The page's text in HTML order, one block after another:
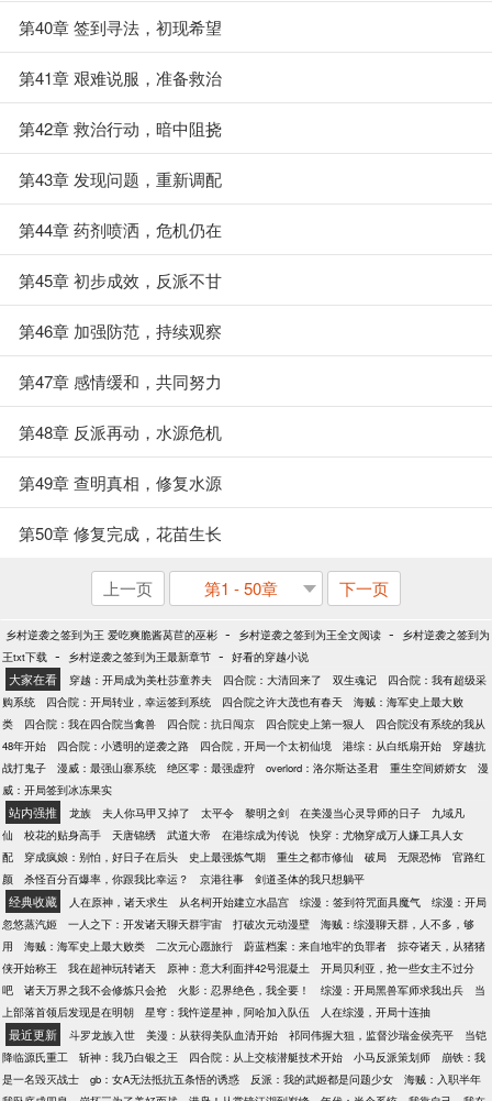
第40章 签到寻法，初现希望
第41章 艰难说服，准备救治
第42章 救治行动，暗中阻挠
第43章 发现问题，重新调配
第44章 药剂喷洒，危机仍在
第45章 初步成效，反派不甘
第46章 加强防范，持续观察
第47章 感情缓和，共同努力
第48章 反派再动，水源危机
第49章 查明真相，修复水源
第50章 修复完成，花苗生长
上一页 第1 - 50章 下一页
乡村逆袭之签到为王 爱吃爽脆酱莴苣的巫彬 - 乡村逆袭之签到为王全文阅读 -
乡村逆袭之签到为
王txt下载 - 乡村逆袭之签到为王最新章节 - 好看的穿越小说
大家在看 穿越：开局成为美杜莎童养夫 四合院：大清回来了 双生魂记
四合院：我有超级采
购系统
四合院：开局转业，幸运签到系统 四合院之许大茂也有春天
海贼：海军史上最大败
类
四合院：我在四合院当禽兽 四合院：抗日闯京 四合院史上第一狠人
四合院没有系统的我从
48年开始
四合院：小透明的逆袭之路 四合院，开局一个太初仙境 港综：从白纸扇开始
穿越抗
战打鬼子
漫威：最强山寨系统 绝区零：最强虚狩 overlord：洛尔斯达圣君 重生空间娇娇女
漫
威：开局签到冰冻果实
站内强推 龙族 夫人你马甲又掉了 太平令 黎明之剑 在美漫当心灵导师的日子
九域凡
仙
校花的贴身高手 天唐锦绣 武道大帝 在港综成为传说
快穿：尤物穿成万人嫌工具人女
配
穿成疯娘：别怕，好日子在后头 史上最强炼气期 重生之都市修仙 破局 无限恐怖
官路红
颜
杀怪百分百爆率，你跟我比幸运？ 京港往事 剑道圣体的我只想躺平
经典收藏 人在原神，诸天求生 从名柯开始建立水晶宫 综漫：签到符咒面具魔气
综漫：开局
忽悠蒸汽姬
一人之下：开发诸天聊天群宇宙 打破次元动漫壁
海贼：综漫聊天群，人不多，够
用
海贼：海军史上最大败类 二次元心愿旅行 蔚蓝档案：来自地牢的负罪者
掠夺诸天，从猪猪
侠开始称王
我在超神玩转诸天 原神：意大利面拌42号混凝土
开局贝利亚，抢一些女主不过分
吧
诸天万界之我不会修炼只会抢 火影：忍界绝色，我全要！ 综漫：开局黑兽军师求我出兵
当
上部落首领后发现是在明朝
星穹：我忤逆星神，阿哈加入队伍 人在综漫，开局十连抽
最近更新 斗罗龙族入世 美漫：从获得美队血清开始 祁同伟握大狙，监督沙瑞金侯亮平
当铠
降临源氏重工
斩神：我乃白银之王 四合院：从上交核潜艇技术开始 小马反派策划师
崩铁：我
是一名毁灭战士
gb：女A无法抵抗五条悟的诱惑 反派：我的武姬都是问题少女
海贼：入职半年